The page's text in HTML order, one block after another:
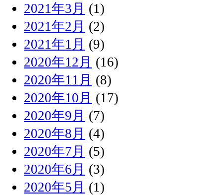
2021年3月 (1)
2021年2月 (2)
2021年1月 (9)
2020年12月 (16)
2020年11月 (8)
2020年10月 (17)
2020年9月 (7)
2020年8月 (4)
2020年7月 (5)
2020年6月 (3)
2020年5月 (1)